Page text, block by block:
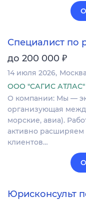
Специалист по
до 200 000 ₽
14 июля 2026 Москва
ООО "САГИС АТЛАС"
О компании: Мы —
организующая
морские, авиа).
активно расширяем
клиентов…
Юрисконсульт